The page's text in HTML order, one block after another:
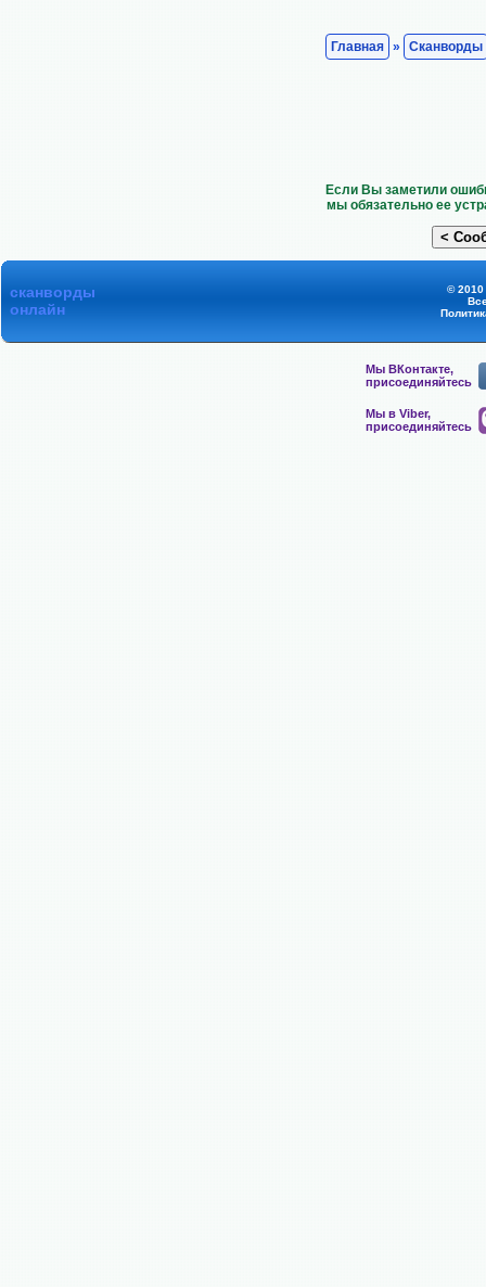
Главная » Сканворды
Если Вы заметили
мы обязательно ее
сканворды
онлайн
© 2010
Мы ВКонтакте,
присоединяйтесь
Мы в Viber,
присоединяйтесь